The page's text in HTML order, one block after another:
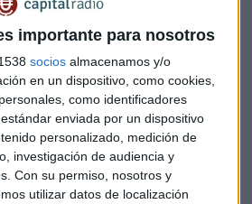
importante para nosotros
socios almacenamos y/o
en un dispositivo, como cookies,
como identificadores
enviada por un dispositivo
personalizado, medición de
investigación de audiencia y
Con su permiso, nosotros y
utilizar datos de localización
poder reemplazar algunos de
que ha recibido Volkswagen
de dólares sólo en EEUU, según
Sanford C. Bernstein Ltd.
aunque esta crisis acarreará
recortes masivos, hará todo lo
empleos. Las secuelas financieras,
están claras.